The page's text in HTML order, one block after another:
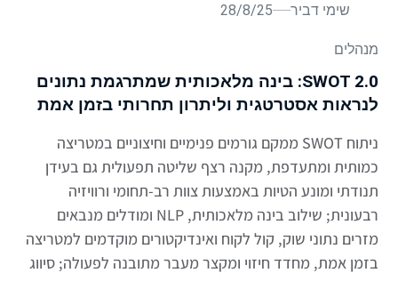
שימי דביר 28/8/25
מנהלים
SWOT 2.0: בינה מלאכותית שמתרגמת נתונים
לנראות אסטרטגית וליתרון תחרותי בזמן אמת
ניתוח SWOT ממקם גורמים פנימיים וחיצוניים במטריצה
כמותית ומתעדפת, מקנה רצף שליטה תפעולית גם בעידן
תנודתי ומונע הטיות באמצעות צוות רב-תחומי ורוויזיה
רבעונית; שילוב בינה מלאכותית, NLP ומודלים מנבאים
מזרים נתוני שוק, קול לקוח ואינדיקטורים מוקדמים למטריצה
בזמן אמת, מחדד חיזוי ומקצר מעבר מתובנה לפעולה; סיווג